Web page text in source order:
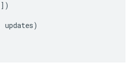
)
updates)